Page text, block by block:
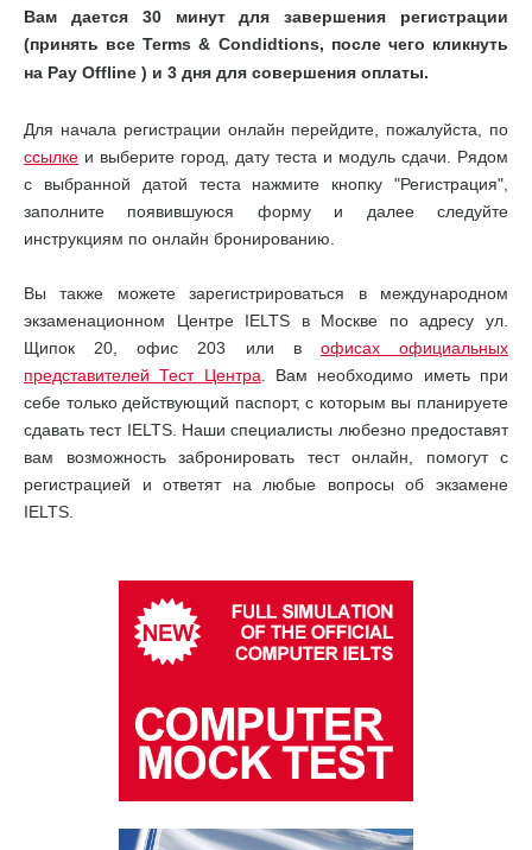
Вам дается 30 минут для завершения регистрации
(принять все Terms & Condidtions, после чего кликнуть
на Pay Offline ) и 3 дня для совершения оплаты.
Для начала регистрации онлайн перейдите, пожалуйста, по
ссылке и выберите город, дату теста и модуль сдачи. Рядом
с выбранной датой теста нажмите кнопку "Регистрация",
заполните появившуюся форму и далее следуйте
инструкциям по онлайн бронированию.
Вы также можете зарегистрироваться в международном
экзаменационном Центре IELTS в Москве по адресу ул.
Щипок 20, офис 203 или в офисах официальных
представителей Тест Центра . Вам необходимо иметь при
себе только действующий паспорт, с которым вы планируете
сдавать тест IELTS. Наши специалисты любезно предоставят
вам возможность забронировать тест онлайн, помогут с
регистрацией и ответят на любые вопросы об экзамене
IELTS.